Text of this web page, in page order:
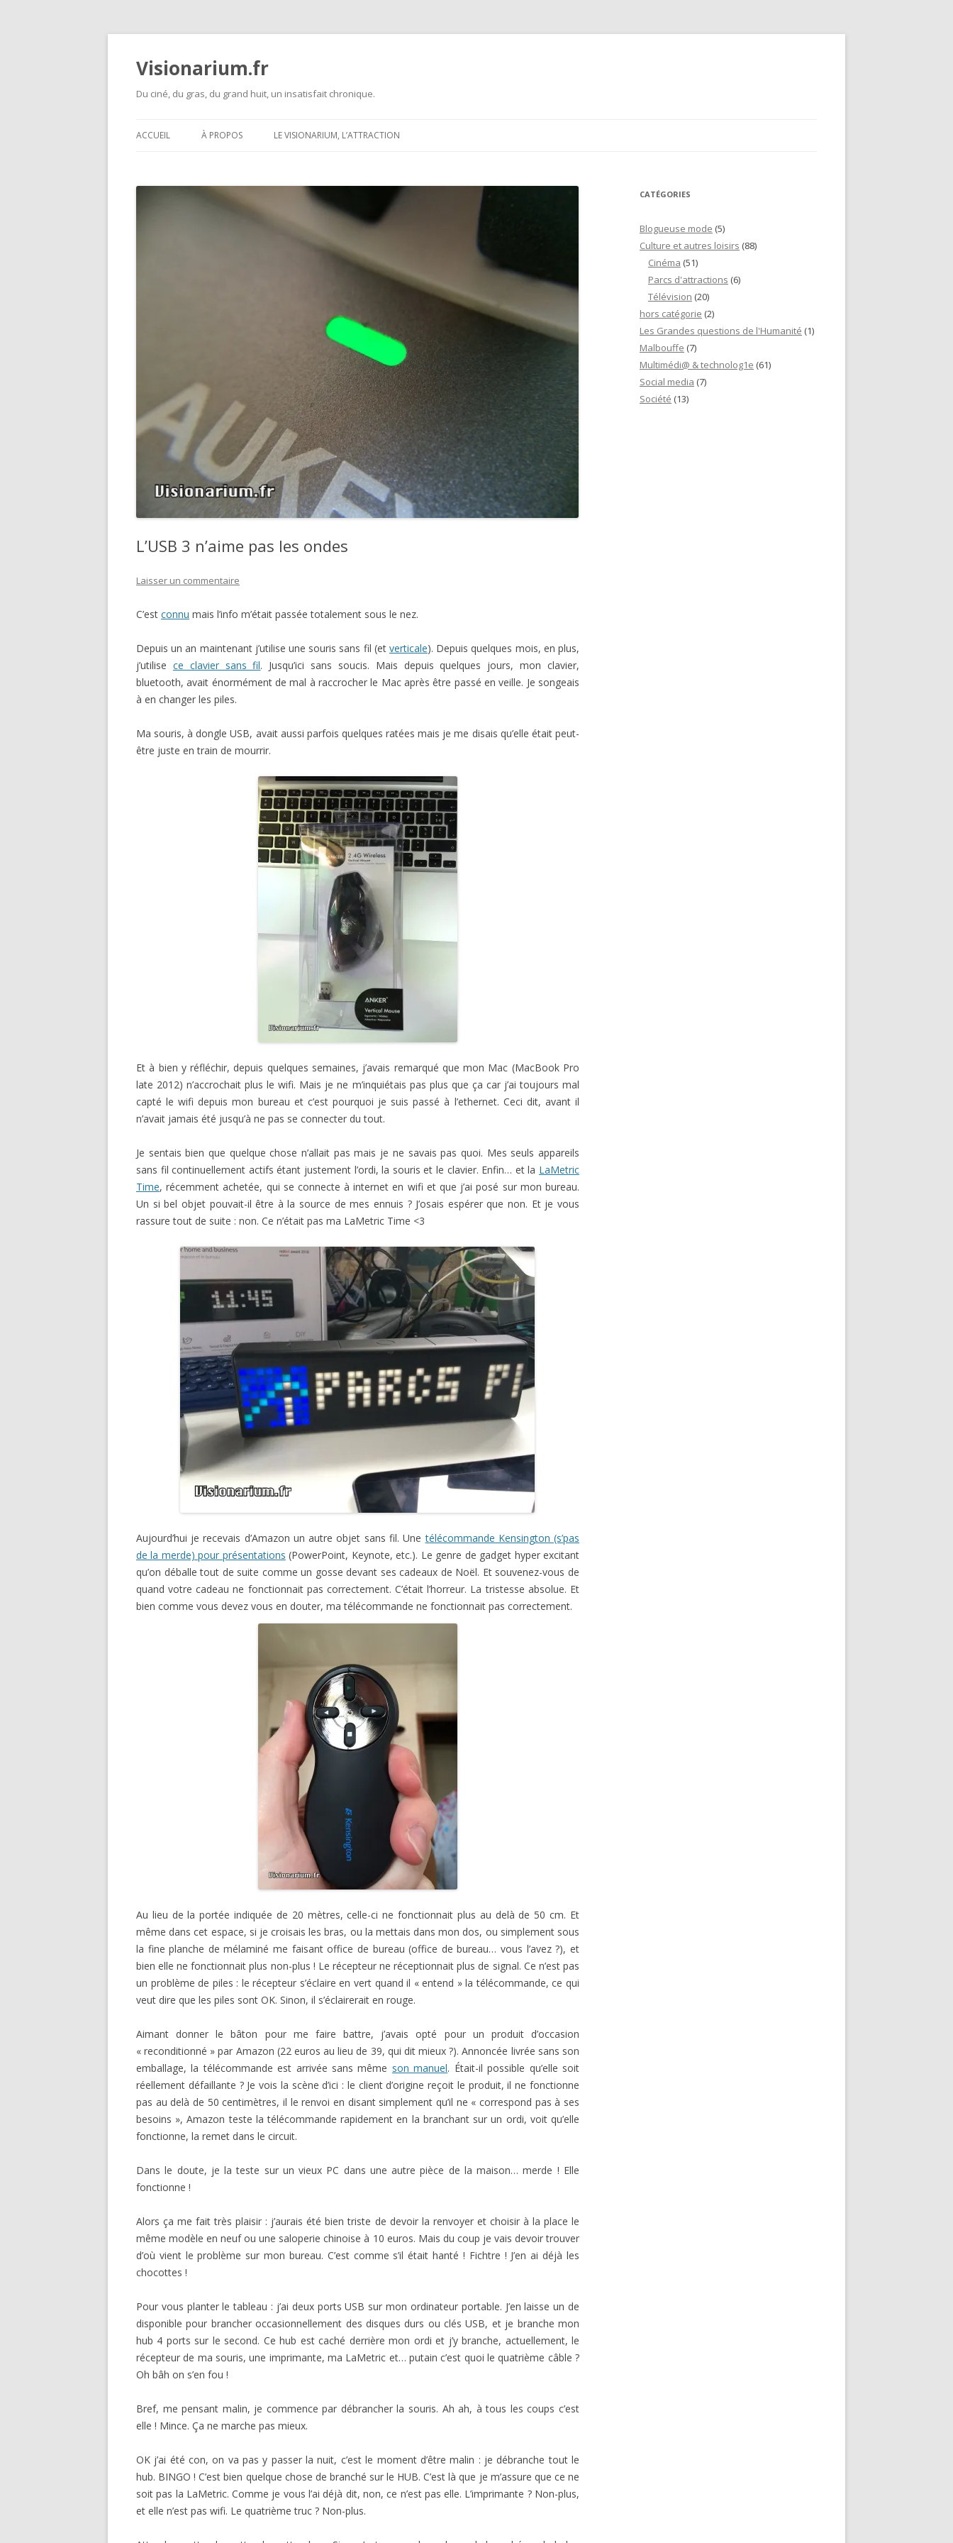
Visionarium.fr
Du ciné, du gras, du grand huit, un insatisfait chronique.
ACCUEIL À PROPOS LE VISIONARIUM, L’ATTRACTION
L’USB 3 n’aime pas les ondes
Laisser un commentaire
C’est connu mais l’info m’était passée totalement sous le nez.
Depuis un an maintenant j’utilise une souris sans fil (et verticale). Depuis quelques mois, en plus,
j’utilise ce clavier sans fil. Jusqu’ici sans soucis. Mais depuis quelques jours, mon clavier,
bluetooth, avait énormément de mal à raccrocher le Mac après être passé en veille. Je songeais
à en changer les piles.
Ma souris, à dongle USB, avait aussi parfois quelques ratées mais je me disais qu’elle était peut-
être juste en train de mourrir.
Et à bien y réfléchir, depuis quelques semaines, j’avais remarqué que mon Mac (MacBook Pro
late 2012) n’accrochait plus le wifi. Mais je ne m’inquiétais pas plus que ça car j’ai toujours mal
capté le wifi depuis mon bureau et c’est pourquoi je suis passé à l’ethernet. Ceci dit, avant il
n’avait jamais été jusqu’à ne pas se connecter du tout.
Je sentais bien que quelque chose n’allait pas mais je ne savais pas quoi. Mes seuls appareils
sans fil continuellement actifs étant justement l’ordi, la souris et le clavier. Enfin… et la LaMetric
Time, récemment achetée, qui se connecte à internet en wifi et que j’ai posé sur mon bureau.
Un si bel objet pouvait-il être à la source de mes ennuis ? J’osais espérer que non. Et je vous
rassure tout de suite : non. Ce n’était pas ma LaMetric Time <3
Aujourd’hui je recevais d’Amazon un autre objet sans fil. Unetélécommande Kensington (s’pas
de la merde) pour présentations (PowerPoint, Keynote, etc.). Le genre de gadget hyper excitant
qu’on déballe tout de suite comme un gosse devant ses cadeaux de Noël. Et souvenez-vous de
quand votre cadeau ne fonctionnait pas correctement. C’était l’horreur. La tristesse absolue. Et
bien comme vous devez vous en douter, ma télécommande ne fonctionnait pas correctement.
Au lieu de la portée indiquée de 20 mètres, celle-ci ne fonctionnait plus au delà de 50 cm. Et
même dans cet espace, si je croisais les bras, ou la mettais dans mon dos, ou simplement sous
la fine planche de mélaminé me faisant office de bureau (office de bureau… vous l’avez ?), et
bien elle ne fonctionnait plus non-plus ! Le récepteur ne réceptionnait plus de signal. Ce n’est pas
un problème de piles : le récepteur s’éclaire en vert quand il « entend » la télécommande, ce qui
veut dire que les piles sont OK. Sinon, il s’éclairerait en rouge.
Aimant donner le bâton pour me faire battre, j’avais opté pour un produit d’occasion
« reconditionné » par Amazon (22 euros au lieu de 39, qui dit mieux ?). Annoncée livrée sans son
emballage, la télécommande est arrivée sans même son manuel. Était-il possible qu’elle soit
réellement défaillante ? Je vois la scène d’ici : le client d’origine reçoit le produit, il ne fonctionne
pas au delà de 50 centimètres, il le renvoi en disant simplement qu’il ne « correspond pas à ses
besoins », Amazon teste la télécommande rapidement en la branchant sur un ordi, voit qu’elle
fonctionne, la remet dans le circuit.
Dans le doute, je la teste sur un vieux PC dans une autre pièce de la maison… merde ! Elle
fonctionne !
Alors ça me fait très plaisir : j’aurais été bien triste de devoir la renvoyer et choisir à la place le
même modèle en neuf ou une saloperie chinoise à 10 euros. Mais du coup je vais devoir trouver
d’où vient le problème sur mon bureau. C’est comme s’il était hanté ! Fichtre ! J’en ai déjà les
chocottes !
Pour vous planter le tableau : j’ai deux ports USB sur mon ordinateur portable. J’en laisse un de
disponible pour brancher occasionnellement des disques durs ou clés USB, et je branche mon
hub 4 ports sur le second. Ce hub est caché derrière mon ordi et j’y branche, actuellement, le
récepteur de ma souris, une imprimante, ma LaMetric et… putain c’est quoi le quatrième câble ?
Oh bâh on s’en fou !
Bref, me pensant malin, je commence par débrancher la souris. Ah ah, à tous les coups c’est
elle ! Mince. Ça ne marche pas mieux.
OK j’ai été con, on va pas y passer la nuit, c’est le moment d’être malin : je débranche tout le
hub. BINGO ! C’est bien quelque chose de branché sur le HUB. C’est là que je m’assure que ce ne
soit pas la LaMetric. Comme je vous l’ai déjà dit, non, ce n’est pas elle. L’imprimante ? Non-plus,
et elle n’est pas wifi. Le quatrième truc ? Non-plus.
CATÉGORIES
Blogueuse mode (5)
Culture et autres loisirs (88)
Cinéma (51)
Parcs d'attractions (6)
Télévision (20)
hors catégorie (2)
Les Grandes questions de l'Humanité (1)
Malbouffe (7)
Multimédi@ & technolog1e (61)
Social media (7)
Société (13)